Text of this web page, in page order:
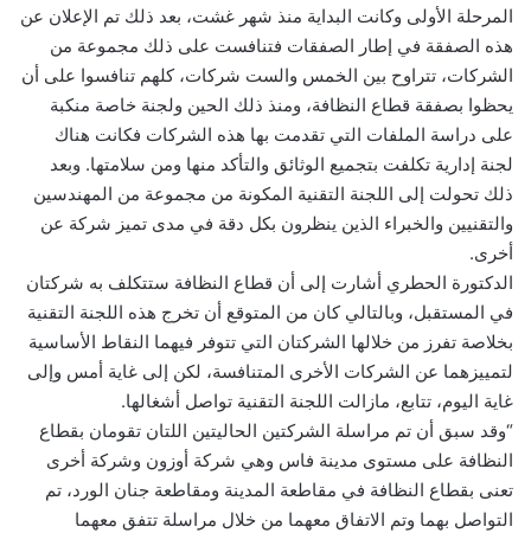
المرحلة الأولى وكانت البداية منذ شهر غشت، بعد ذلك تم الإعلان عن
هذه الصفقة في إطار الصفقات فتنافست على ذلك مجموعة من
الشركات، تتراوح بين الخمس والست شركات، كلهم تنافسوا على أن
يحظوا بصفقة قطاع النظافة، ومنذ ذلك الحين ولجنة خاصة منكبة
على دراسة الملفات التي تقدمت بها هذه الشركات فكانت هناك
لجنة إدارية تكلفت بتجميع الوثائق والتأكد منها ومن سلامتها. وبعد
ذلك تحولت إلى اللجنة التقنية المكونة من مجموعة من المهندسين
والتقنيين والخبراء الذين ينظرون بكل دقة في مدى تميز شركة عن
أخرى.
الدكتورة الحطري أشارت إلى أن قطاع النظافة ستتكلف به شركتان
في المستقبل، وبالتالي كان من المتوقع أن تخرج هذه اللجنة التقنية
بخلاصة تفرز من خلالها الشركتان التي تتوفر فيهما النقاط الأساسية
لتمييزهما عن الشركات الأخرى المتنافسة، لكن إلى غاية أمس وإلى
غاية اليوم، تتابع، مازالت اللجنة التقنية تواصل أشغالها.
“وقد سبق أن تم مراسلة الشركتين الحاليتين اللتان تقومان بقطاع
النظافة على مستوى مدينة فاس وهي شركة أوزون وشركة أخرى
تعنى بقطاع النظافة في مقاطعة المدينة ومقاطعة جنان الورد، تم
التواصل بهما وتم الاتفاق معهما من خلال مراسلة تتفق معهما